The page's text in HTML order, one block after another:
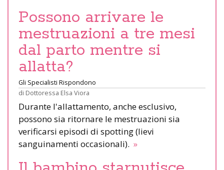
Possono arrivare le
mestruazioni a tre mesi
dal parto mentre si
allatta?
Gli Specialisti Rispondono
di Dottoressa Elsa Viora
Durante l'allattamento, anche esclusivo,
possono sia ritornare le mestruazioni sia
verificarsi episodi di spotting (lievi
sanguinamenti occasionali). »